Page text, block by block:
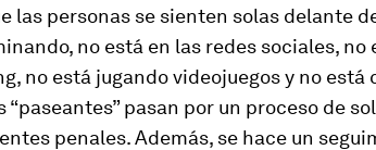
las personas se sienten solas delante
no está en las redes sociales,
no está jugando videojuegos y no está
“paseantes” pasan por un proceso de
penales. Además, se hace un